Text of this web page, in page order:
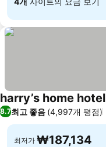
harry’s home
8.7최고 좋음 (4,997개 평점)
최저가 ₩187,134